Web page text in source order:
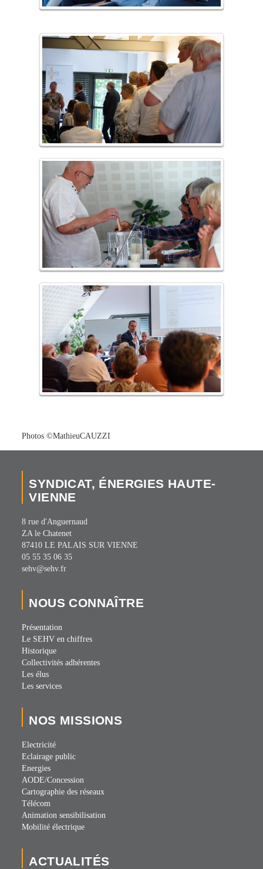
Photos ©MathieuCAUZZI
SYNDICAT, ÉNERGIES HAUTE-
VIENNE
8 rue d'Anguernaud
ZA le Chatenet
87410 LE PALAIS SUR VIENNE
05 55 35 06 35
sehv@sehv.fr
NOUS CONNAÎTRE
Présentation
Le SEHV en chiffres
Historique
Collectivités adhérentes
Les élus
Les services
NOS MISSIONS
Electricité
Eclairage public
Energies
AODE/Concession
Cartographie des réseaux
Télécom
Animation sensibilisation
Mobilité électrique
ACTUALITÉS